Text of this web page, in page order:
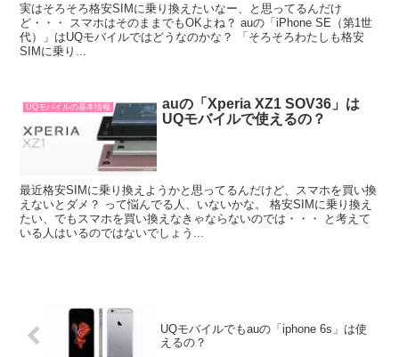
実はそろそろ格安SIMに乗り換えたいなー、と思ってるんだけ
ど・・・ スマホはそのままでもOKよね？ auの「iPhone SE（第1世
代）」はUQモバイルではどうなのかな？ 「そろそろわたしも格安
SIMに乗り...
UQモバイルの基本情報
auの「Xperia XZ1 SOV36」は
UQモバイルで使えるの？
最近格安SIMに乗り換えようかと思ってるんだけど、スマホを買い換
えないとダメ？ って悩んでる人、いないかな。 格安SIMに乗り換え
たい、でもスマホを買い換えなきゃならないのでは・・・ と考えて
いる人はいるのではないでしょう...
UQモバイルでもauの「iphone 6s」は使
えるの？